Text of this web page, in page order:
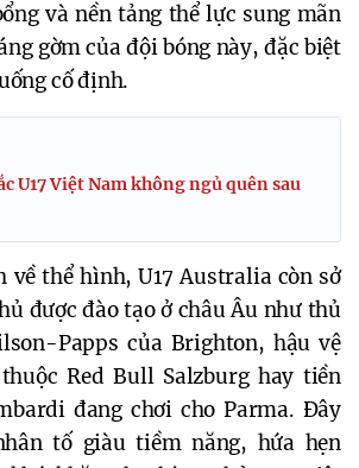
và nền tảng thể lực sung mãn
gờm của đội bóng này, đặc biệt
cố định.
U17 Việt Nam không ngủ quên sau
về thể hình, U17 Australia còn sở
được đào tạo ở châu Âu như thủ
Papps của Brighton, hậu vệ
Red Bull Salzburg hay tiền
đang chơi cho Parma. Đây
tố giàu tiềm năng, hứa hẹn